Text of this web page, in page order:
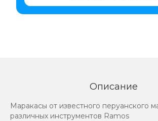
Описание
Маракасы от известного перуанского
различных инструментов Ramos